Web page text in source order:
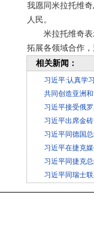
我愿同米拉托维
人民。
米拉托维奇
拓展各领域合作
相关新闻：
习近平:认真学
共同创造亚洲
习近平接受俄
习近平出席金
习近平同德国
习近平在捷克
习近平同捷克
习近平同瑞士